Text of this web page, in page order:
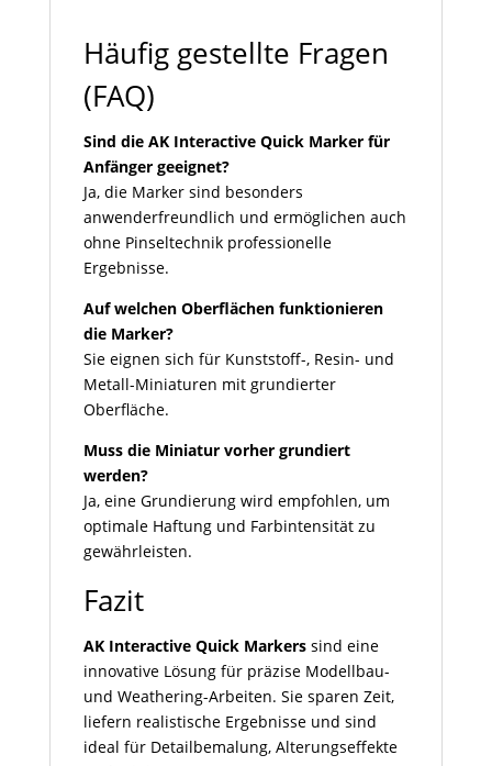
Häufig gestellte Fragen
(FAQ)
Sind die AK Interactive Quick Marker für
Anfänger geeignet?
Ja, die Marker sind besonders
anwenderfreundlich und ermöglichen auch
ohne Pinseltechnik professionelle
Ergebnisse.
Auf welchen Oberflächen funktionieren
die Marker?
Sie eignen sich für Kunststoff-, Resin- und
Metall-Miniaturen mit grundierter
Oberfläche.
Muss die Miniatur vorher grundiert
werden?
Ja, eine Grundierung wird empfohlen, um
optimale Haftung und Farbintensität zu
gewährleisten.
Fazit
AK Interactive Quick Markerssind eine
innovative Lösung für präzise Modellbau-
und Weathering-Arbeiten. Sie sparen Zeit,
liefern realistische Ergebnisse und sind
ideal für Detailbemalung, Alterungseffekte